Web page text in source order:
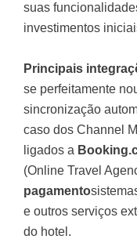
suas
investimentos
Principais
se perfeitamente
sincronização
caso dos Channel
ligados a
(Online Travel
pagamento
e outros serviços
do hotel.